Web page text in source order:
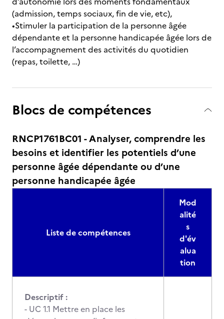
(admission, temps sociaux, fin de vie, etc),
•Stimuler la participation de la personne âgée
dépendante et la personne handicapée âgée lors de
l’accompagnement des activités du quotidien
(repas, toilette, …)
Blocs de compétences
RNCP1761BC01 - Analyser, comprendre les
besoins et identifier les potentiels d’une
personne âgée dépendante ou d’une
personne handicapée âgée
Liste de compétences
Mod
alité
s
d'év
alua
tion
Descriptif :
- UC 1.1 Mettre en place les